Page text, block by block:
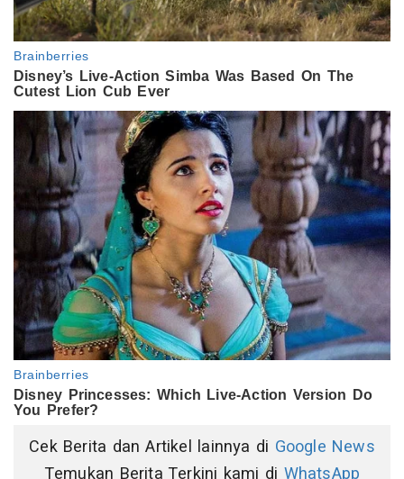
Cek Berita dan Artikel lainnya di Google News
Temukan Berita Terkini kami di WhatsApp